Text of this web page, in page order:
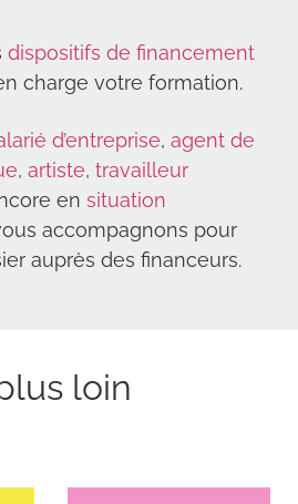
dispositifs de financement
charge votre formation.
d’entreprise, agent de
, artiste, travailleur
en situation
accompagnons pour
auprès des financeurs.
loin